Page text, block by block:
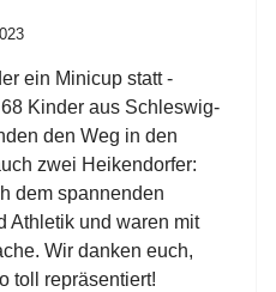
ein Minicup statt -
Kinder aus Schleswig-
den Weg in den
zwei Heikendorfer:
dem spannenden
Athletik und waren mit
Wir danken euch,
toll repräsentiert!